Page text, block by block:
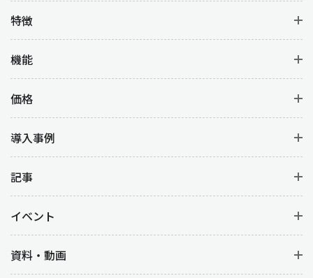
特徴
機能
価格
導入事例
記事
イベント
資料・動画